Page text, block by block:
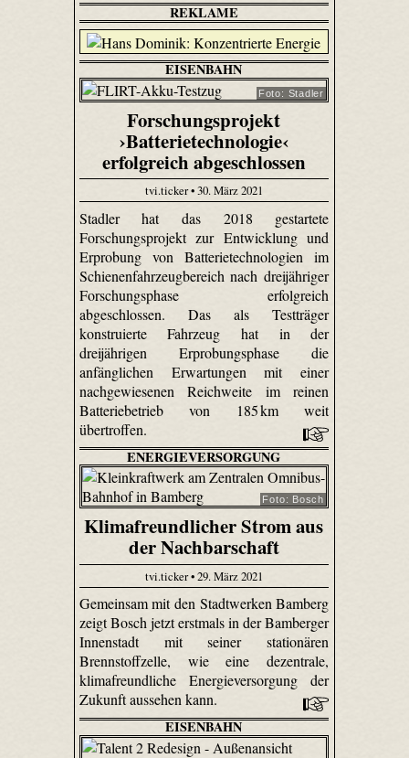
REKLAME
EISENBAHN
Foto: Stadler
Forschungsprojekt
›Batterietechnologie‹
erfolgreich abgeschlossen
tvi.ticker • 30. März 2021
Stadler hat das 2018 gestartete
Forschungsprojekt zur Entwicklung und
Erprobung von Batterietechnologien im
Schienenfahrzeugbereich nach dreijähriger
Forschungsphase erfolgreich
abgeschlossen. Das als Testträger
konstruierte Fahrzeug hat in der
dreijährigen Erprobungsphase die
anfänglichen Erwartungen mit einer
nachgewiesenen Reichweite im reinen
Batteriebetrieb von 185 km weit
übertroffen.
ENERGIEVERSORGUNG
Foto: Bosch
Klimafreundlicher Strom aus
der Nachbarschaft
tvi.ticker • 29. März 2021
Gemeinsam mit den Stadtwerken Bamberg
zeigt Bosch jetzt erstmals in der Bamberger
Innenstadt mit seiner stationären
Brennstoffzelle, wie eine dezentrale,
klimafreundliche Energieversorgung der
Zukunft aussehen kann.
EISENBAHN